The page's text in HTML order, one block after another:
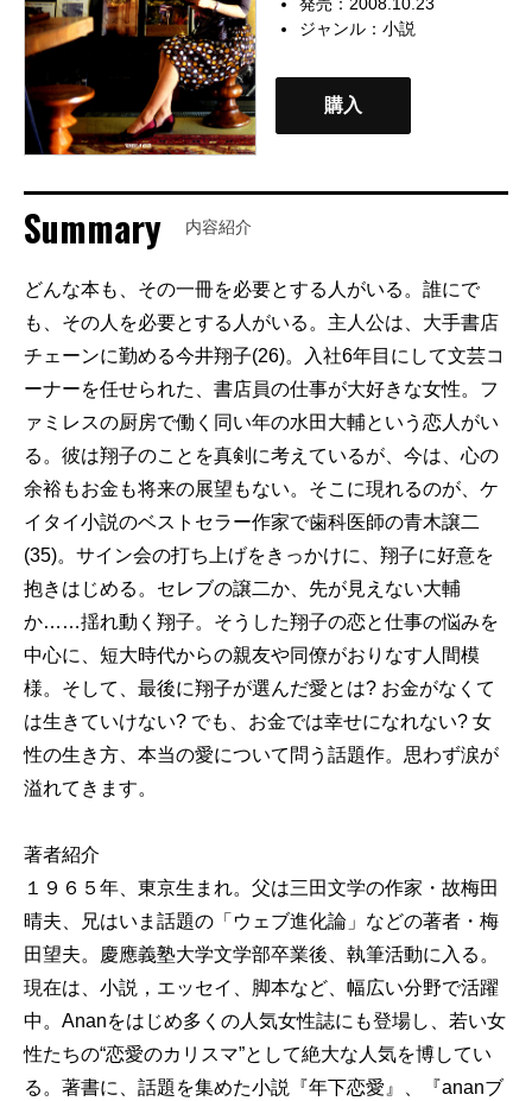
発売：2008.10.23
ジャンル：小説
購入
Summary 内容紹介
どんな本も、その一冊を必要とする人がいる。誰にで
も、その人を必要とする人がいる。主人公は、大手書店
チェーンに勤める今井翔子(26)。入社6年目にして文芸コ
ーナーを任せられた、書店員の仕事が大好きな女性。フ
ァミレスの厨房で働く同い年の水田大輔という恋人がい
る。彼は翔子のことを真剣に考えているが、今は、心の
余裕もお金も将来の展望もない。そこに現れるのが、ケ
イタイ小説のベストセラー作家で歯科医師の青木譲二
(35)。サイン会の打ち上げをきっかけに、翔子に好意を
抱きはじめる。セレブの譲二か、先が見えない大輔
か……揺れ動く翔子。そうした翔子の恋と仕事の悩みを
中心に、短大時代からの親友や同僚がおりなす人間模
様。そして、最後に翔子が選んだ愛とは? お金がなくて
は生きていけない? でも、お金では幸せになれない? 女
性の生き方、本当の愛について問う話題作。思わず涙が
溢れてきます。
著者紹介
１９６５年、東京生まれ。父は三田文学の作家・故梅田
晴夫、兄はいま話題の「ウェブ進化論」などの著者・梅
田望夫。慶應義塾大学文学部卒業後、執筆活動に入る。
現在は、小説，エッセイ、脚本など、幅広い分野で活躍
中。Ananをはじめ多くの人気女性誌にも登場し、若い女
性たちの“恋愛のカリスマ”として絶大な人気を博してい
る。著書に、話題を集めた小説『年下恋愛』、『ananブ